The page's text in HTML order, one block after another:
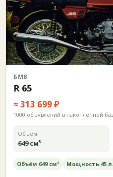
БМВ
R 65
≈ 313 699 ₽
1000 объявлений в накопленной
Объём
649 см³
Объём 649 см³ Мощность 45